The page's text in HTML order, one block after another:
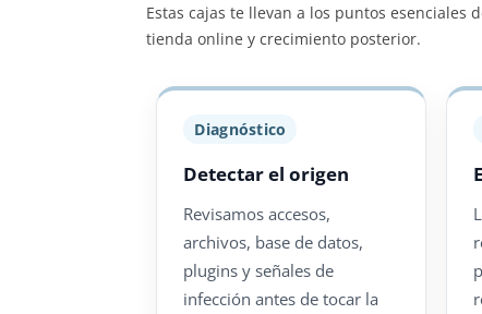
Estas cajas te llevan a los puntos esenciales
tienda online y crecimiento posterior.
Diagnóstico
Detectar el origen
Revisamos accesos,
archivos, base de datos,
plugins y señales de
infección antes de tocar la